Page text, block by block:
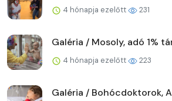
4 hónapja ezelőtt 231
Galéria / Mosoly, adó 1%
4 hónapja ezelőtt 223
Galéria / Bohócdoktorok,